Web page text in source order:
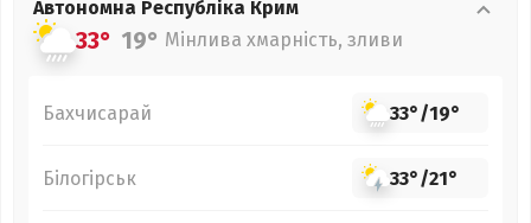
Автономна Республіка Крим
33° 19° Мінлива хмарність, зливи
Бахчисарай 33°/19°
Білогірськ 33°/21°